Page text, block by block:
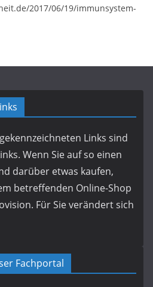
2017/06/19/immunsystem-
Links sind
Wenn Sie auf so einen
darüber etwas kaufen,
betreffenden Online-Shop
Für Sie verändert sich
Fachportal